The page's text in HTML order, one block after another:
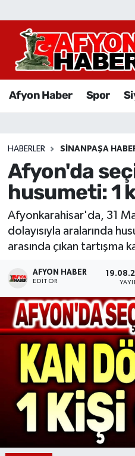
Afyon Haber Spor
HABERLER SINANPAŞA
Afyon'da
husumeti: 1
Afyonkarahisar'da, 31
dolayısıyla aralarında
arasında çıkan tartışma
AFYON HABER
EDITÖR
Afyon Haber
Sağlık
Eğitim
Sivil Toplum
Etkinlikler